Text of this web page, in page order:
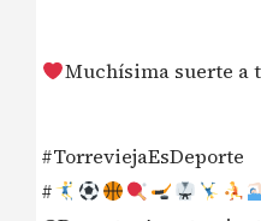
Muchísima suerte a
#TorreviejaEsDeporte
#